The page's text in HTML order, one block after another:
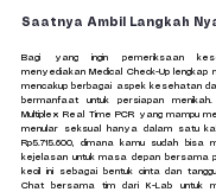
Saatnya Ambil Langkah
Bagi yang ingin pemeriksaan
menyediakan Medical Check-Up lengkap
mencakup berbagai aspek kesehatan
bermanfaat untuk persiapan
Multiplex Real Time PCR yang mampu
menular seksual hanya dalam satu
Rp5.715.600, dimana kamu sudah bisa
kejelasan untuk masa depan bersama
kecil ini sebagai bentuk cinta dan
Chat bersama tim dari K-Lab untuk